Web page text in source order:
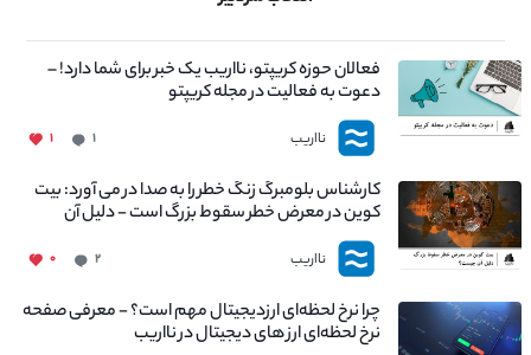
فعالان حوزه کریپتو، نااریب یک خبر برای شما دارد! –
دعوت به فعالیت در مجله کریپتو
نااریب ۱ ۱
کارشناس بلومبرگ زنگ خطر را به صدا در می آورد: بیت
کوین در معرض خطر سقوط بزرگ است - دلیل آن
چیست؟
نااریب ۲ ۰
چرا نرخ لحظه‌ای ارزدیجیتال مهم است؟ - معرفی صفحه
نرخ لحظه‌ای ارز های دیجیتال در نااریب